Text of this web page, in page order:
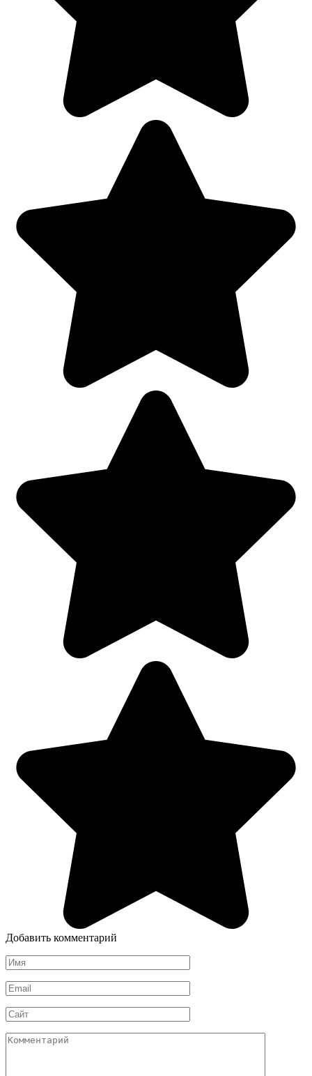
Добавить комментарий
Имя
*
Email
*
Сайт
Комментарий